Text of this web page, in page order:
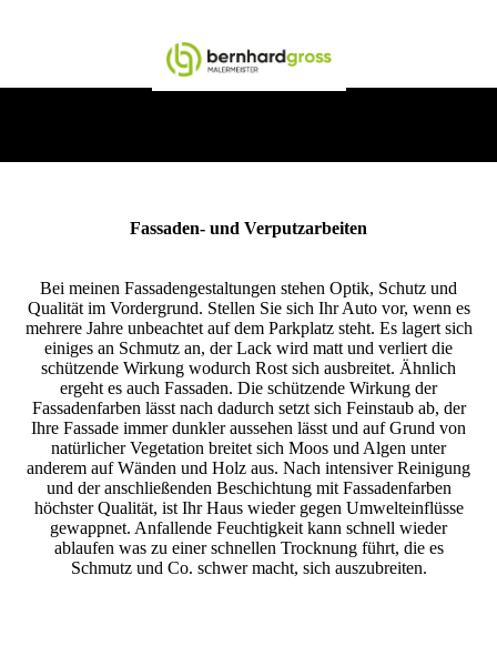
Fassaden- und Verputzarbeiten
Bei meinen Fassadengestaltungen stehen Optik, Schutz und
Qualität im Vordergrund. Stellen Sie sich Ihr Auto vor, wenn es
mehrere Jahre unbeachtet auf dem Parkplatz steht. Es lagert sich
einiges an Schmutz an, der Lack wird matt und verliert die
schützende Wirkung wodurch Rost sich ausbreitet. Ähnlich
ergeht es auch Fassaden. Die schützende Wirkung der
Fassadenfarben lässt nach dadurch setzt sich Feinstaub ab, der
Ihre Fassade immer dunkler aussehen lässt und auf Grund von
natürlicher Vegetation breitet sich Moos und Algen unter
anderem auf Wänden und Holz aus. Nach intensiver Reinigung
und der anschließenden Beschichtung mit Fassadenfarben
höchster Qualität, ist Ihr Haus wieder gegen Umwelteinflüsse
gewappnet. Anfallende Feuchtigkeit kann schnell wieder
ablaufen was zu einer schnellen Trocknung führt, die es
Schmutz und Co. schwer macht, sich auszubreiten.